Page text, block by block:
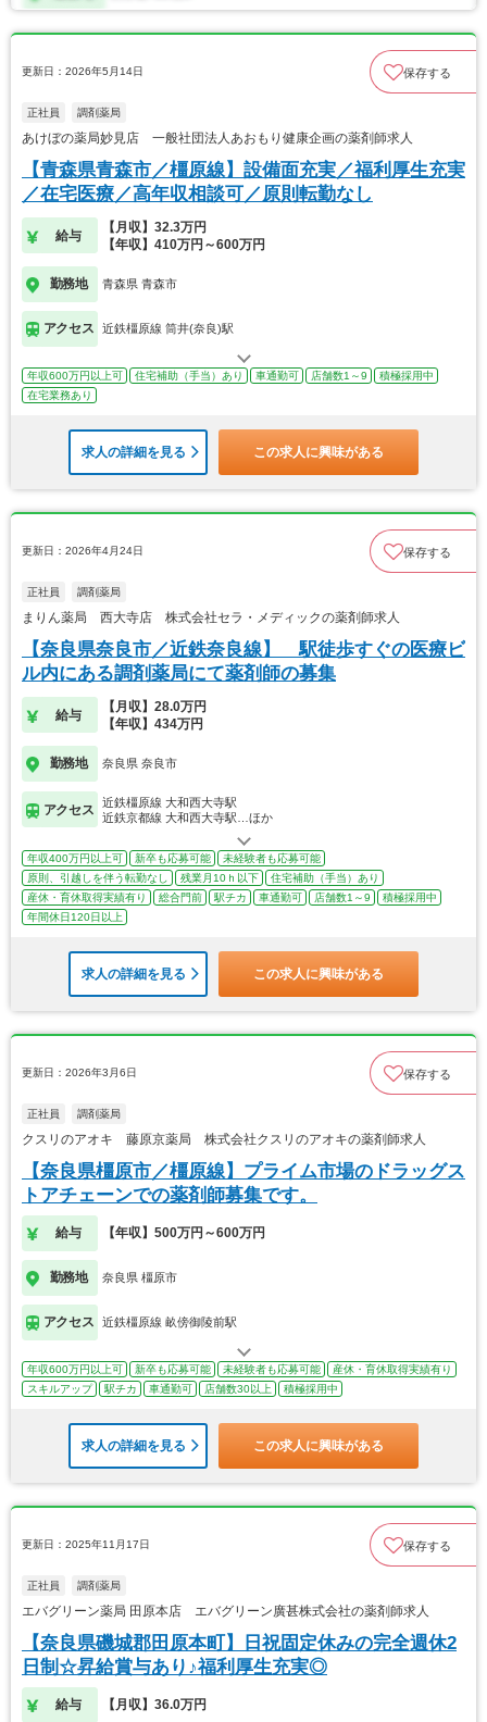
更新日：2026年5月14日 保存する
正社員 調剤薬局
あけぼの薬局妙見店 一般社団法人あおもり健康企画の薬剤師求人
【青森県青森市／橿原線】設備面充実／福利厚生充実
／在宅医療／高年収相談可／原則転勤なし
給与
【月収】32.3万円
【年収】410万円～600万円
勤務地 青森県 青森市
アクセス 近鉄橿原線 筒井(奈良)駅
年収600万円以上可 住宅補助（手当）あり 車通勤可 店舗数1～9
積極採用中
在宅業務あり
求人の詳細を見る この求人に興味がある
更新日：2026年4月24日 保存する
正社員 調剤薬局
まりん薬局 西大寺店 株式会社セラ・メディックの薬剤師求人
【奈良県奈良市／近鉄奈良線】 駅徒歩すぐの医療ビ
ル内にある調剤薬局にて薬剤師の募集
給与
【月収】28.0万円
【年収】434万円
勤務地 奈良県 奈良市
アクセス
近鉄橿原線 大和西大寺駅
近鉄京都線 大和西大寺駅…ほか
年収400万円以上可 新卒も応募可能
未経験者も応募可能
原則、引越しを伴う転勤なし
残業月10ｈ以下
住宅補助（手当）あり
産休・育休取得実績有り
総合門前 駅チカ 車通勤可 店舗数1～9
積極採用中
年間休日120日以上
求人の詳細を見る この求人に興味がある
更新日：2026年3月6日 保存する
正社員 調剤薬局
クスリのアオキ 藤原京薬局 株式会社クスリのアオキの薬剤師求人
【奈良県橿原市／橿原線】プライム市場のドラッグス
トアチェーンでの薬剤師募集です。
給与 【年収】500万円～600万円
勤務地 奈良県 橿原市
アクセス 近鉄橿原線 畝傍御陵前駅
年収600万円以上可 新卒も応募可能 未経験者も応募可能
産休・育休取得実績有り
スキルアップ
駅チカ 車通勤可 店舗数30以上 積極採用中
求人の詳細を見る この求人に興味がある
更新日：2025年11月17日 保存する
正社員 調剤薬局
エバグリーン薬局 田原本店 エバグリーン廣甚株式会社の薬剤師求人
【奈良県磯城郡田原本町】日祝固定休みの完全週休2
日制☆昇給賞与あり♪福利厚生充実◎
給与 【月収】36.0万円